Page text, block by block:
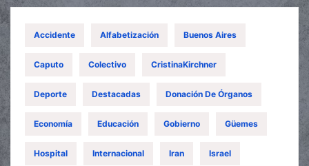
Accidente Alfabetización Buenos Aires
Caputo Colectivo CristinaKirchner
Deporte Destacadas Donación De Órganos
Economía Educación Gobierno Güemes
Hospital Internacional Iran Israel